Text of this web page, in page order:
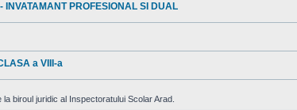
INVATAMANT PROFESIONAL SI DUAL
a VIII-a
biroul juridic al Inspectoratului Scolar Arad.